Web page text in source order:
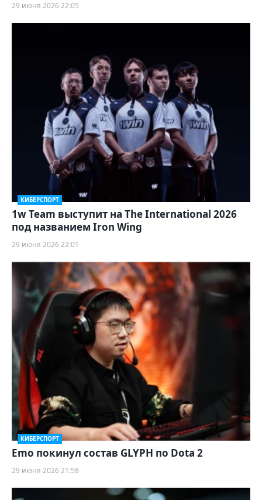
29 июня 2026 22:05
КИБЕРСПОРТ
1w Team выступит на The International 2026
под названием Iron Wing
29 июня 2026 22:01
КИБЕРСПОРТ
Emo покинул состав GLYPH по Dota 2
29 июня 2026 21:58